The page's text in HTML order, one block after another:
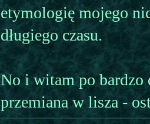
etymologię mojego
długiego czasu.
No i witam po bardzo
przemiana w lisza -